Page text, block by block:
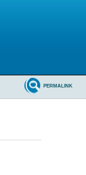
PERMALINK